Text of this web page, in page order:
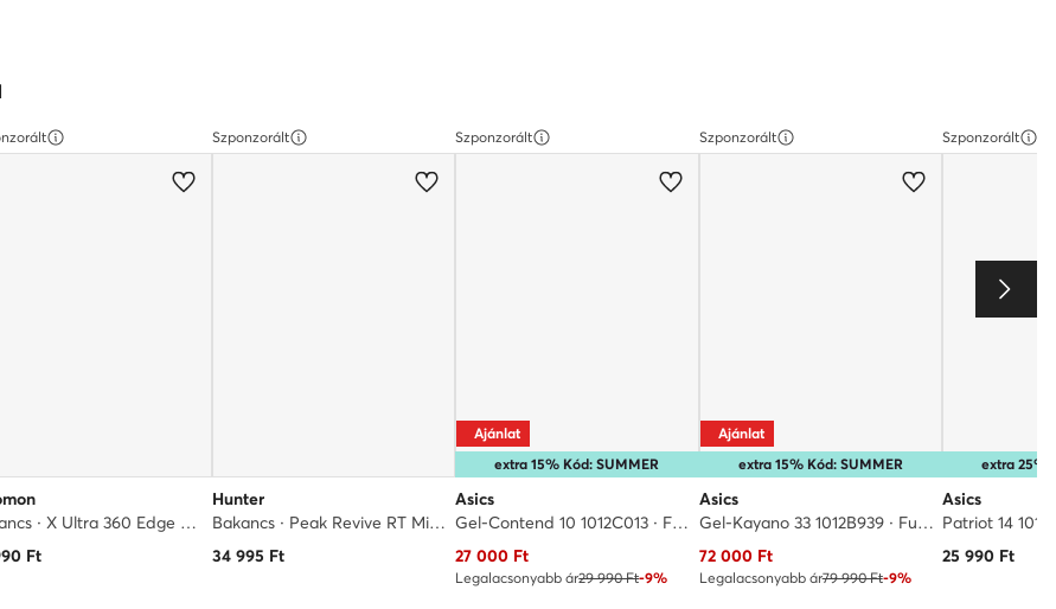
Bakancs · X Ultra 360 Edge Gore-Tex L47981800 · Barna
Ft
Szponzorált
Hunter
Bakancs · Peak Revive RT MidWP · Szürke
34 995 Ft
Szponzorált
extra 15% Kód: SUMMER
Ajánlat
Asics
Gel-Contend 10 1012C013 · Futócipő
Aktuális ár
27 000 Ft
Legalacsonyabb ár29 990 Ft-9%
Szponzorált
extra 15% Kód: SUMMER
Ajánlat
Asics
Gel-Kayano 33 1012B939 · Futócipő
Aktuális ár
72 000Ft
Legalacsonyabb ár79 990 Ft-9%
Szponzorált
extra 25%
Asics
Patriot 14
25 990Ft